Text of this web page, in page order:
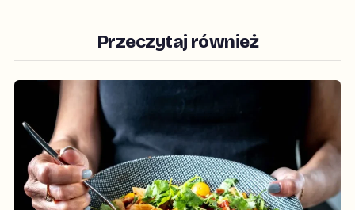
Przeczytaj również